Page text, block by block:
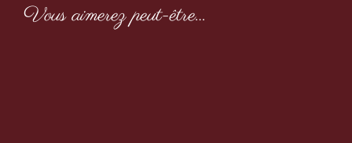
Vous aimerez peut-être…